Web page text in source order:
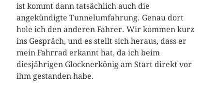
ist kommt dann tatsächlich auch die
angekündigte Tunnelumfahrung. Genau dort
hole ich den anderen Fahrer. Wir kommen kurz
ins Gespräch, und es stellt sich heraus, dass er
mein Fahrrad erkannt hat, da ich beim
diesjährigen Glocknerkönig am Start direkt vor
ihm gestanden habe.